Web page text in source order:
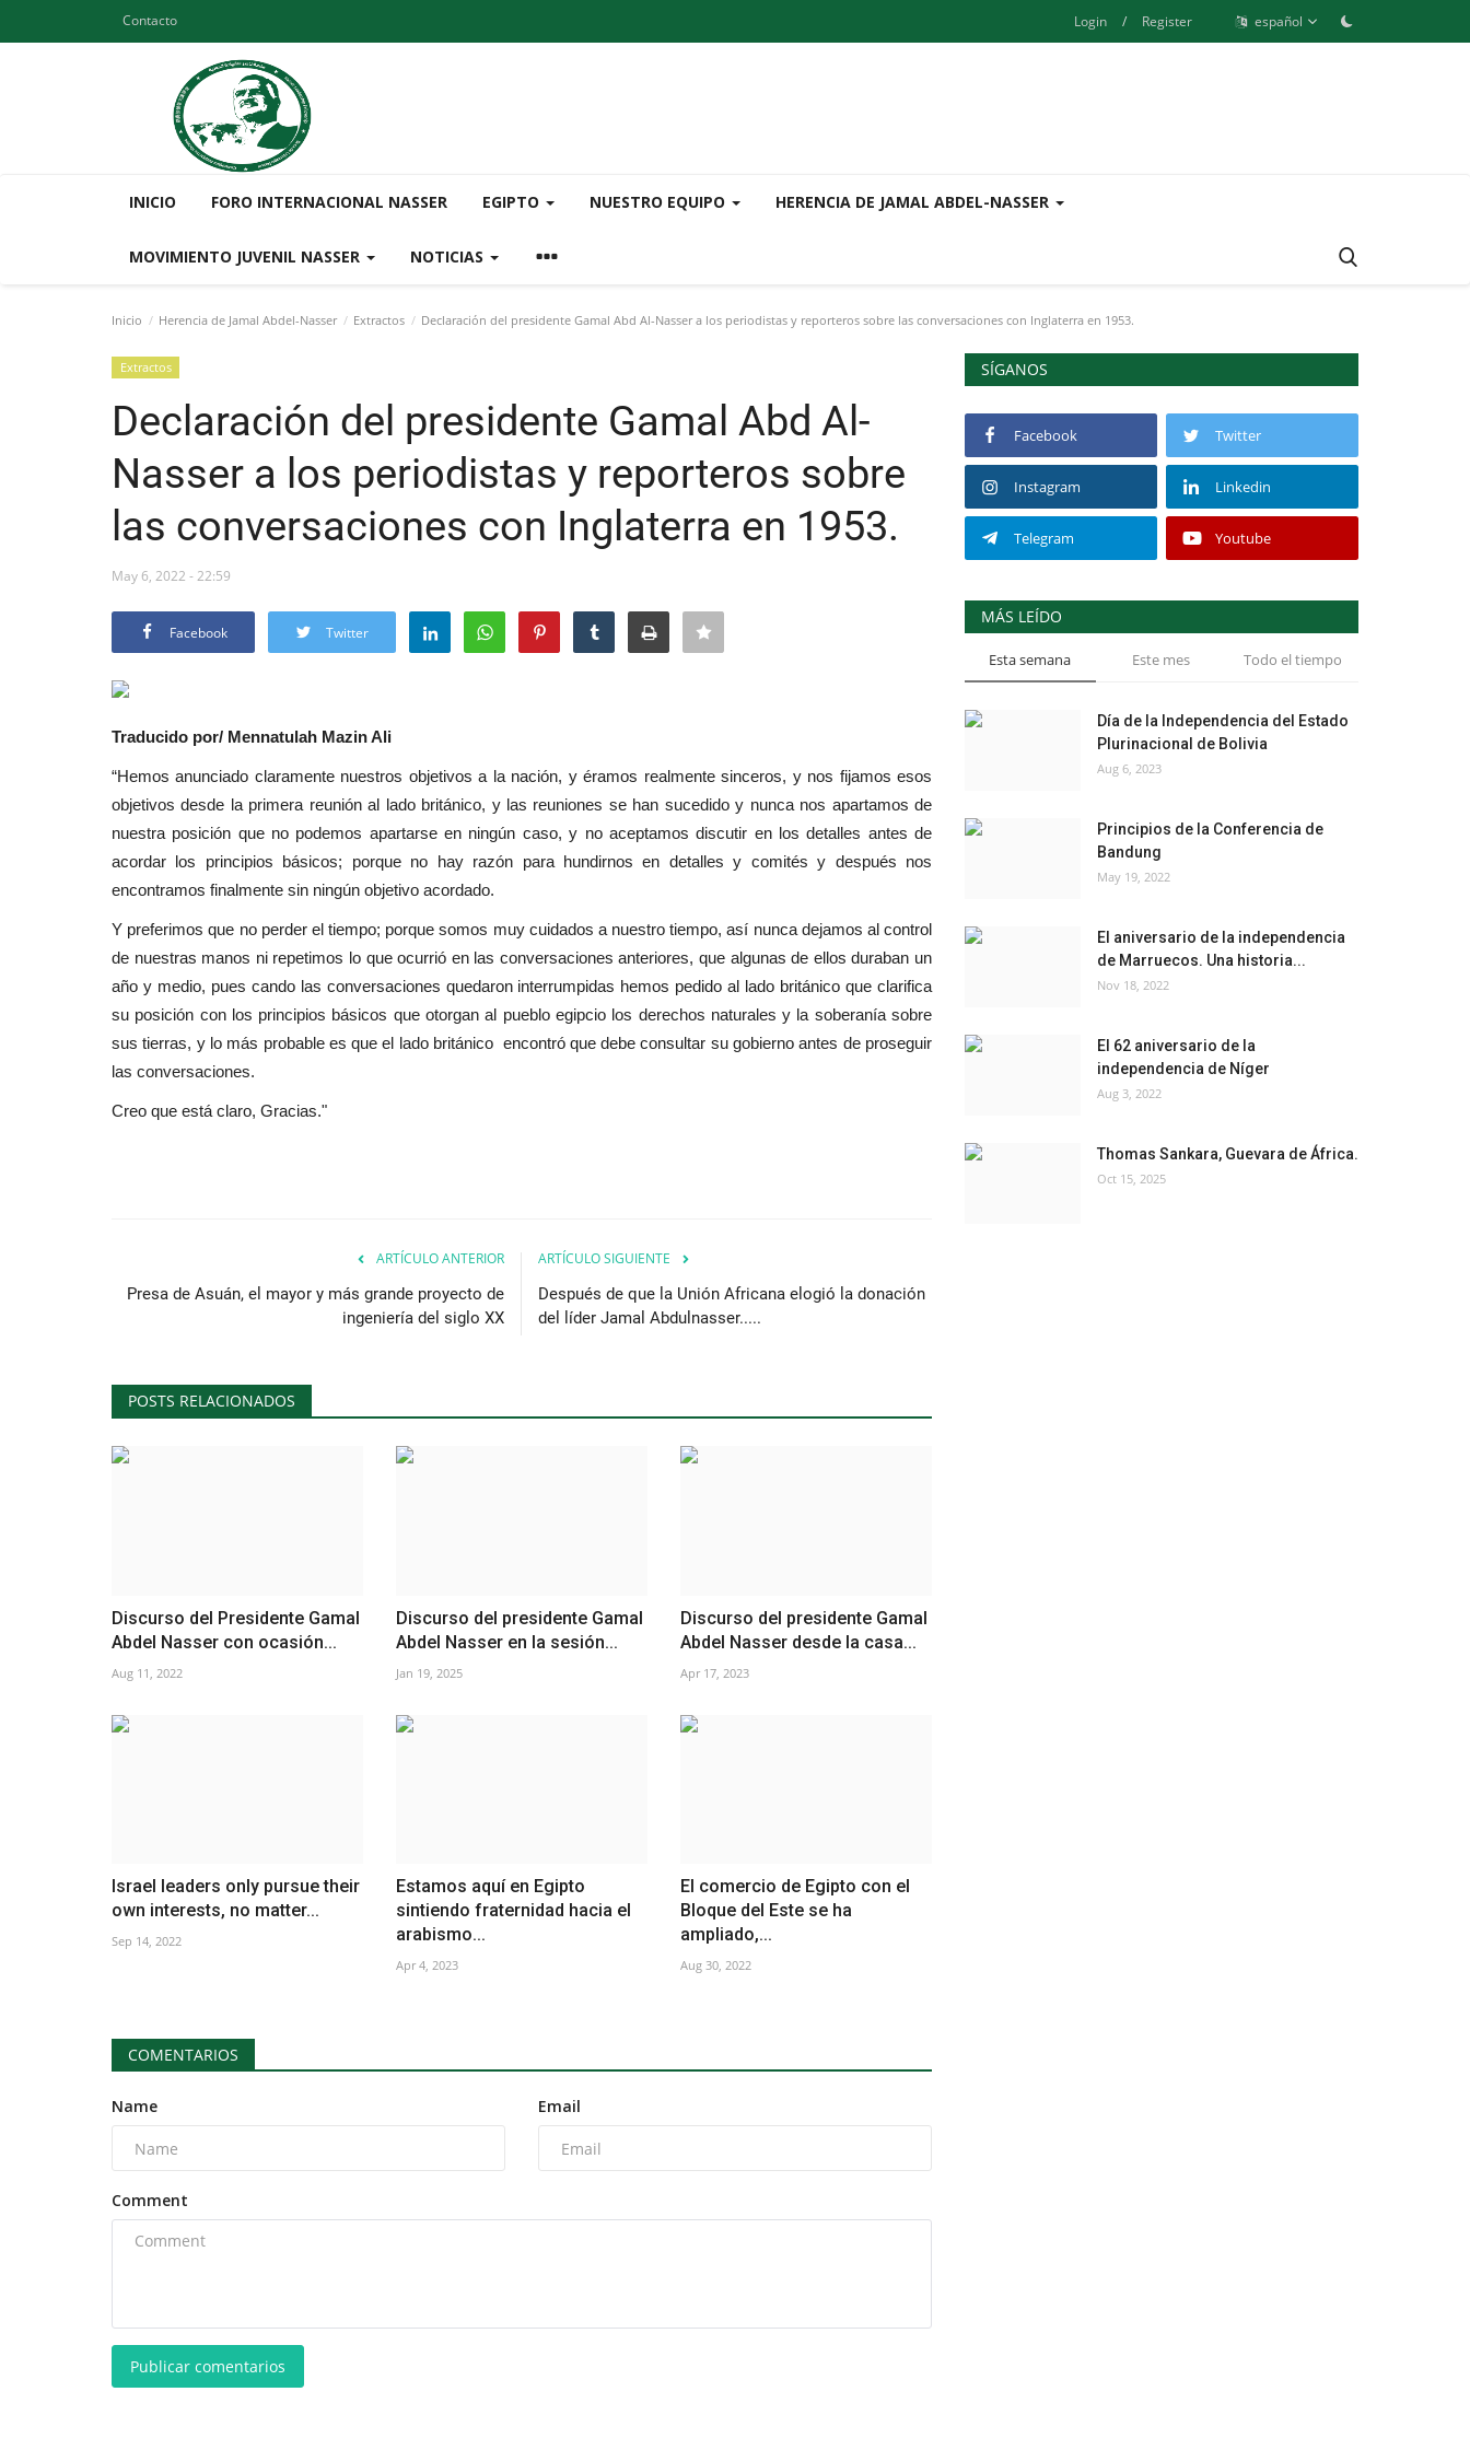
Contacto Login / Register español
INICIO FORO INTERNACIONAL NASSER EGIPTO NUESTRO EQUIPO HERENCIA DE JAMAL ABDEL-NASSER
MOVIMIENTO JUVENIL NASSER NOTICIAS
Inicio Herencia de Jamal Abdel-Nasser Extractos Declaración del presidente Gamal Abd Al-Nasser a los periodistas y reporteros sobre las conversaciones con Inglaterra en 1953.
Extractos
Declaración del presidente Gamal Abd Al-
Nasser a los periodistas y reporteros sobre
las conversaciones con Inglaterra en 1953.
May 6, 2022 - 22:59
Facebook Twitter
Traducido por/ Mennatulah Mazin Ali
“Hemos anunciado claramente nuestros objetivos a la nación, y éramos realmente sinceros, y nos fijamos esos
objetivos desde la primera reunión al lado británico, y las reuniones se han sucedido y nunca nos apartamos de
nuestra posición que no podemos apartarse en ningún caso, y no aceptamos discutir en los detalles antes de
acordar los principios básicos; porque no hay razón para hundirnos en detalles y comités y después nos
encontramos finalmente sin ningún objetivo acordado.
Y preferimos que no perder el tiempo; porque somos muy cuidados a nuestro tiempo, así nunca dejamos al control
de nuestras manos ni repetimos lo que ocurrió en las conversaciones anteriores, que algunas de ellos duraban un
año y medio, pues cando las conversaciones quedaron interrumpidas hemos pedido al lado británico que clarifica
su posición con los principios básicos que otorgan al pueblo egipcio los derechos naturales y la soberanía sobre
sus tierras, y lo más probable es que el lado británico encontró que debe consultar su gobierno antes de proseguir
las conversaciones.
Creo que está claro, Gracias."
ARTÍCULO ANTERIOR
Presa de Asuán, el mayor y más grande proyecto de
ingeniería del siglo XX
ARTÍCULO SIGUIENTE
Después de que la Unión Africana elogió la donación
del líder Jamal Abdulnasser.....
POSTS RELACIONADOS
Discurso del Presidente Gamal
Abdel Nasser con ocasión...
Aug 11, 2022
Discurso del presidente Gamal
Abdel Nasser en la sesión...
Jan 19, 2025
Discurso del presidente Gamal
Abdel Nasser desde la casa...
Apr 17, 2023
Israel leaders only pursue their
own interests, no matter...
Sep 14, 2022
Estamos aquí en Egipto
sintiendo fraternidad hacia el
arabismo...
Apr 4, 2023
El comercio de Egipto con el
Bloque del Este se ha
ampliado,...
Aug 30, 2022
COMENTARIOS
Name Email
Comment
Publicar comentarios
SÍGANOS
Facebook Twitter
Instagram Linkedin
Telegram Youtube
MÁS LEÍDO
Esta semana Este mes Todo el tiempo
Día de la Independencia del Estado
Plurinacional de Bolivia
Aug 6, 2023
Principios de la Conferencia de
Bandung
May 19, 2022
El aniversario de la independencia
de Marruecos. Una historia...
Nov 18, 2022
El 62 aniversario de la
independencia de Níger
Aug 3, 2022
Thomas Sankara, Guevara de África.
Oct 15, 2025